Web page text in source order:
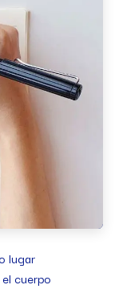
lugar
cuerpo